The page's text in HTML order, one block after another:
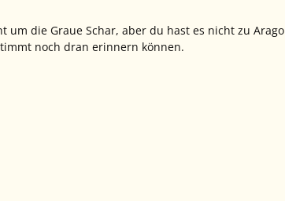
um die Graue Schar, aber du hast es nicht zu
noch dran erinnern können.